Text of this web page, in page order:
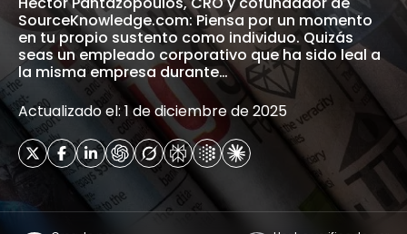
SourceKnowledge.com: Piensa por un momento
en tu propio sustento como individuo. Quizás
seas un empleado corporativo que ha sido leal a
la misma empresa durante…
Actualizado el: 1 de diciembre de 2025